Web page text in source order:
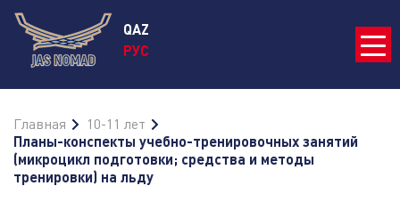
QAZ
РУС
Главная 10-11 лет
Планы-конспекты учебно-тренировочных занятий
(микроцикл подготовки; средства и методы
тренировки) на льду